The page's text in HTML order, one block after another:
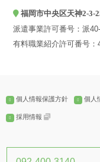
て委託先を選定し、機
個人情報の適切な取扱
4. 個人情報の開示等の
報窓口」までお知らせ
5. 個人情報提供の任意
報が提供されない場合
福岡市中央区天神2-3-
派遣事業許可番号：派
有料職業紹介許可番号：
個人情報保護方針 個人
採用情報